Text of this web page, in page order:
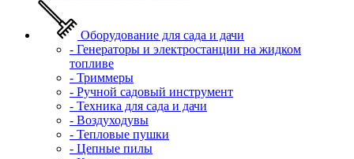
Оборудование для сада и дачи
- Генераторы и электростанции на жидком
топливе
- Триммеры
- Ручной садовый инструмент
- Техника для сада и дачи
- Воздуходувы
- Тепловые пушки
- Цепные пилы